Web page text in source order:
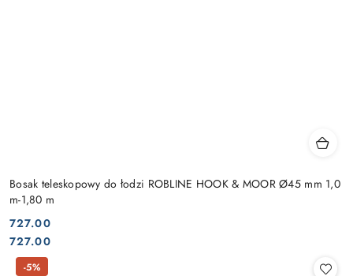
Bosak teleskopowy do łodzi ROBLINE HOOK & MOOR Ø45 mm 1,0
m-1,80 m
Cena:
727.00
Cena:
727.00
-5%